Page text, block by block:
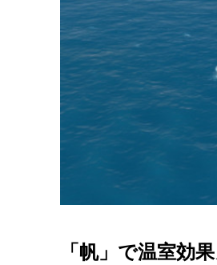
「帆」で温室効